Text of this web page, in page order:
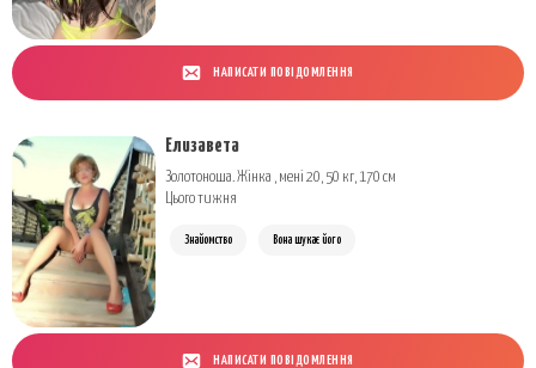
НАПИСАТИ ПОВІДОМЛЕННЯ
Елизавета
Золотоноша. Жінка , мені 20, 50 кг, 170 см
Цього тижня
Знайомство Вона шукає його
НАПИСАТИ ПОВІДОМЛЕННЯ